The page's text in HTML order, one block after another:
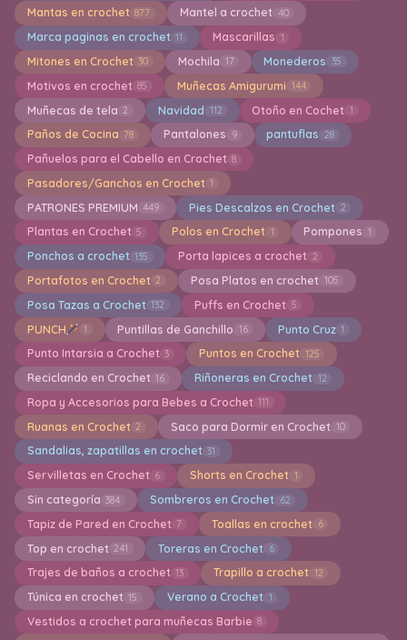
Mantas en crochet 877 Mantel a crochet 40
Marca paginas en crochet 11 Mascarillas 1
Mitones en Crochet 30 Mochila 17 Monederos 35
Motivos en crochet 85 Muñecas Amigurumi 144
Muñecas de tela 2 Navidad 112 Otoño en Cochet 1
Paños de Cocina 78 Pantalones 9 pantuflas 28
Pañuelos para el Cabello en Crochet 8
Pasadores/Ganchos en Crochet 1
PATRONES PREMIUM 449 Pies Descalzos en Crochet 2
Plantas en Crochet 5 Polos en Crochet 1 Pompones 1
Ponchos a crochet 135 Porta lapices a crochet 2
Portafotos en Crochet 2 Posa Platos en crochet 105
Posa Tazas a Crochet 132 Puffs en Crochet 5
PUNCH 1 Puntillas de Ganchillo 16 Punto Cruz 1
Punto Intarsia a Crochet 3 Puntos en Crochet 125
Reciclando en Crochet 16 Riñoneras en Crochet 12
Ropa y Accesorios para Bebes a Crochet 111
Ruanas en Crochet 2 Saco para Dormir en Crochet 10
Sandalias, zapatillas en crochet 31
Servilletas en Crochet 6 Shorts en Crochet 1
Sin categoría 384 Sombreros en Crochet 62
Tapiz de Pared en Crochet 7 Toallas en crochet 6
Top en crochet 241 Toreras en Crochet 6
Trajes de baños a crochet 13 Trapillo a crochet 12
Túnica en crochet 15 Verano a Crochet 1
Vestidos a crochet para muñecas Barbie 8